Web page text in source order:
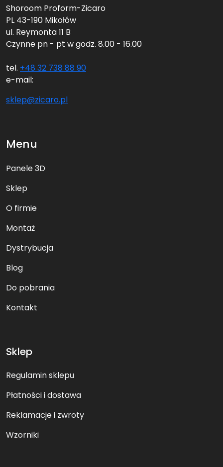
Shoroom Proform-Zicaro
PL 43-190 Mikołów
ul. Reymonta 11 B
Czynne pn - pt w godz. 8.00 - 16.00
tel. +48 32 738 88 90
e-mail:
sklep@zicaro.pl
Menu
Panele 3D
Sklep
O firmie
Montaż
Dystrybucja
Blog
Do pobrania
Kontakt
Sklep
Regulamin sklepu
Płatności i dostawa
Reklamacje i zwroty
Wzorniki